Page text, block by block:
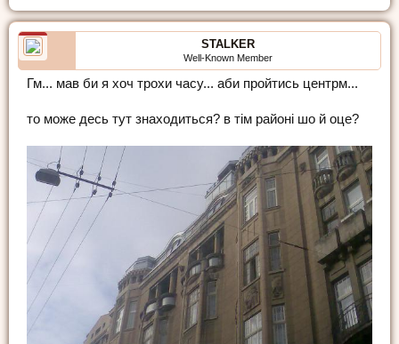
STALKER
Well-Known Member
Гм... мав би я хоч трохи часу... аби пройтись центрм...
то може десь тут знаходиться? в тім районі шо й оце?